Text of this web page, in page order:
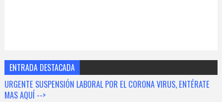
ENTRADA DESTACADA
URGENTE SUSPENSIÓN LABORAL POR EL CORONA VIRUS, ENTÉRATE
MAS AQUÍ -->